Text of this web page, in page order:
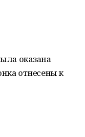
оказана
отнесены к